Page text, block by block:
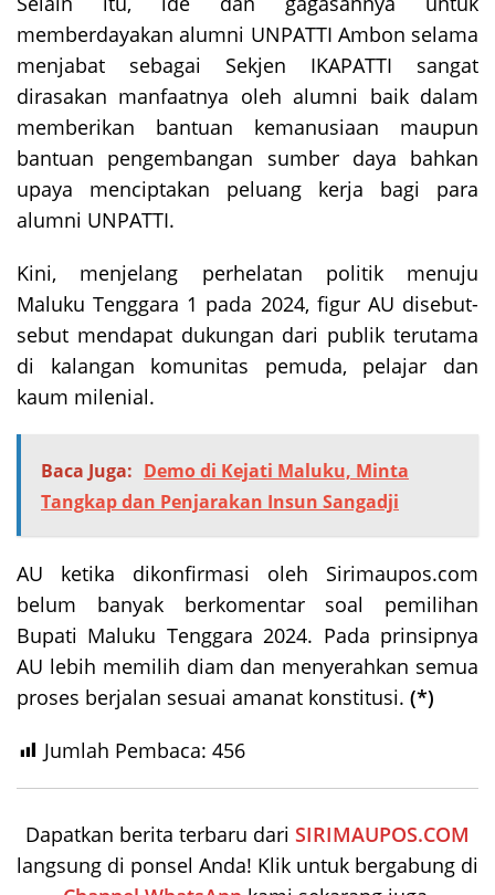
memberdayakan alumni UNPATTI Ambon selama
menjabat sebagai Sekjen IKAPATTI sangat
dirasakan manfaatnya oleh alumni baik dalam
memberikan bantuan kemanusiaan maupun
bantuan pengembangan sumber daya bahkan
upaya menciptakan peluang kerja bagi para
alumni UNPATTI.
Kini, menjelang perhelatan politik menuju
Maluku Tenggara 1 pada 2024, figur AU disebut-
sebut mendapat dukungan dari publik terutama
di kalangan komunitas pemuda, pelajar dan
kaum milenial.
Baca Juga: Demo di Kejati Maluku, Minta
Tangkap dan Penjarakan Insun Sangadji
AU ketika dikonfirmasi oleh Sirimaupos.com
belum banyak berkomentar soal pemilihan
Bupati Maluku Tenggara 2024. Pada prinsipnya
AU lebih memilih diam dan menyerahkan semua
proses berjalan sesuai amanat konstitusi. (*)
Jumlah Pembaca: 456
Dapatkan berita terbaru dari SIRIMAUPOS.COM
langsung di ponsel Anda! Klik untuk bergabung di